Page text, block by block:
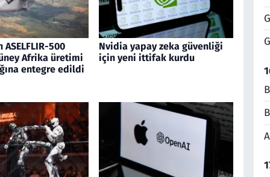
ASELFLIR-500
Afrika üretimi
entegre edildi
Nvidia yapay zeka güvenliği
için yeni ittifak kurdu